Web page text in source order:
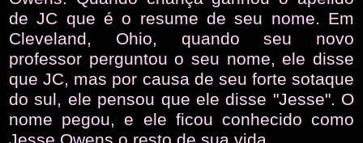
de JC que é o resume de seu nome. Em
Cleveland, Ohio, quando seu novo
professor perguntou o seu nome, ele disse
que JC, mas por causa de seu forte sotaque
do sul, ele pensou que ele disse "Jesse". O
nome pegou, e ele ficou conhecido como